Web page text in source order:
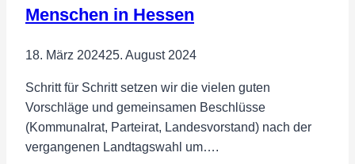
Menschen in Hessen
18. März 202425. August 2024
Schritt für Schritt setzen wir die vielen guten
Vorschläge und gemeinsamen Beschlüsse
(Kommunalrat, Parteirat, Landesvorstand) nach der
vergangenen Landtagswahl um….